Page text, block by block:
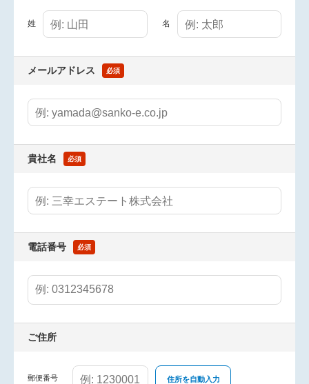
姓 名
メールアドレス 必須
貴社名 必須
電話番号 必須
ご住所
郵便番号 住所を自動入力